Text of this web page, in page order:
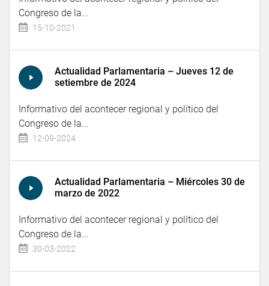
Congreso de la...
15-10-2021
Actualidad Parlamentaria – Jueves 12 de
setiembre de 2024
Informativo del acontecer regional y político del
Congreso de la...
12-09-2024
Actualidad Parlamentaria – Miércoles 30 de
marzo de 2022
Informativo del acontecer regional y político del
Congreso de la...
30-03-2022